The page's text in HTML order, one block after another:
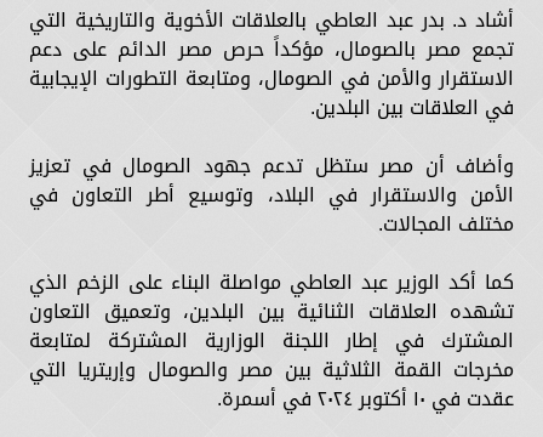
أشاد د. بدر عبد العاطي بالعلاقات الأخوية والتاريخية التي
تجمع مصر بالصومال، مؤكداً حرص مصر الدائم على دعم
الاستقرار والأمن في الصومال، ومتابعة التطورات الإيجابية
في العلاقات بين البلدين.
وأضاف أن مصر ستظل تدعم جهود الصومال في تعزيز
الأمن والاستقرار في البلاد، وتوسيع أطر التعاون في
مختلف المجالات.
كما أكد الوزير عبد العاطي مواصلة البناء على الزخم الذي
تشهده العلاقات الثنائية بين البلدين، وتعميق التعاون
المشترك في إطار اللجنة الوزارية المشتركة لمتابعة
مخرجات القمة الثلاثية بين مصر والصومال وإريتريا التي
عقدت في ١٠ أكتوبر ٢٠٢٤ في أسمرة.